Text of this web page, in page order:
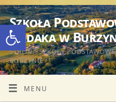
Otwórz pasek
Szkoła
Sajdaka w
STRONA SZKOŁY
BURZYNIE
MENU